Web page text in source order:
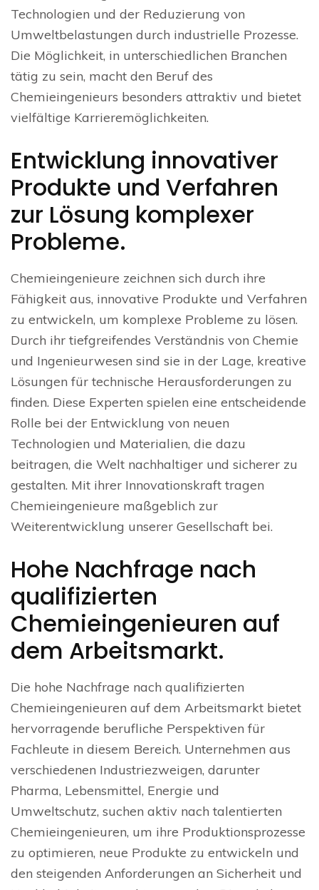
Technologien und der Reduzierung von
Umweltbelastungen durch industrielle Prozesse.
Die Möglichkeit, in unterschiedlichen Branchen
tätig zu sein, macht den Beruf des
Chemieingenieurs besonders attraktiv und bietet
vielfältige Karrieremöglichkeiten.
Entwicklung innovativer
Produkte und Verfahren
zur Lösung komplexer
Probleme.
Chemieingenieure zeichnen sich durch ihre
Fähigkeit aus, innovative Produkte und Verfahren
zu entwickeln, um komplexe Probleme zu lösen.
Durch ihr tiefgreifendes Verständnis von Chemie
und Ingenieurwesen sind sie in der Lage, kreative
Lösungen für technische Herausforderungen zu
finden. Diese Experten spielen eine entscheidende
Rolle bei der Entwicklung von neuen
Technologien und Materialien, die dazu
beitragen, die Welt nachhaltiger und sicherer zu
gestalten. Mit ihrer Innovationskraft tragen
Chemieingenieure maßgeblich zur
Weiterentwicklung unserer Gesellschaft bei.
Hohe Nachfrage nach
qualifizierten
Chemieingenieuren auf
dem Arbeitsmarkt.
Die hohe Nachfrage nach qualifizierten
Chemieingenieuren auf dem Arbeitsmarkt bietet
hervorragende berufliche Perspektiven für
Fachleute in diesem Bereich. Unternehmen aus
verschiedenen Industriezweigen, darunter
Pharma, Lebensmittel, Energie und
Umweltschutz, suchen aktiv nach talentierten
Chemieingenieuren, um ihre Produktionsprozesse
zu optimieren, neue Produkte zu entwickeln und
den steigenden Anforderungen an Sicherheit und